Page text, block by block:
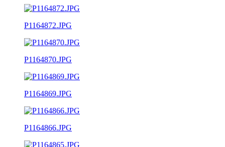
P1164872.JPG
P1164870.JPG
P1164869.JPG
P1164866.JPG